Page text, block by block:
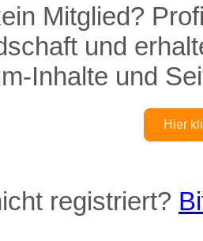
Mitglied?
und
Inhalte und
Hier
registriert?